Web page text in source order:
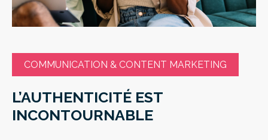
COMMUNICATION & CONTENT MARKETING
L’AUTHENTICITÉ EST
INCONTOURNABLE